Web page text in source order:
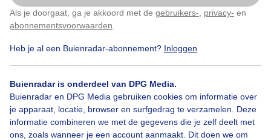
Als je doorgaat, ga je akkoord met de gebruikers- privacy- en
abonnementsvoorwaarden
Heb je al een Buienradar-abonnement? Inloggen
Buienradar is onderdeel van DPG Media.
Buienradar en DPG Media gebruiken cookies om informatie over
je apparaat, locatie, browser en surfgedrag te verzamelen. Deze
informatie combineren we met de gegevens die je zelf deelt met
ons, zoals wanneer je een account aanmaakt. Dit doen we om
Klik hierom dit aan te passen